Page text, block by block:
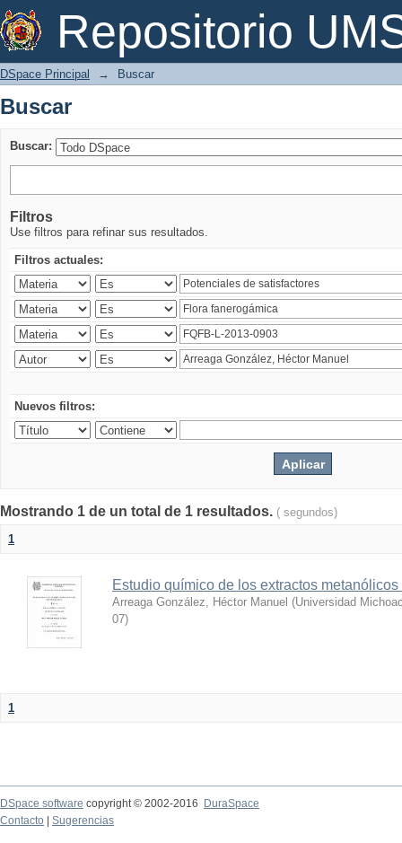
Repositorio
Buscar
DSpace Principal → Buscar
Buscar
Buscar:
Filtros
Use filtros para refinar sus resultados.
Filtros actuales:
Nuevos filtros:
Mostrando 1 de un total de 1 resultados. ( segundos)
1
Estudio químico de los extractos
Arreaga González, Héctor Manuel (Universidad
07)
1
DSpace software copyright © 2002-2016
DuraSpace
Contacto
Sugerencias